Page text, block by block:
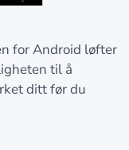
for Android løfter
til å
ditt før du